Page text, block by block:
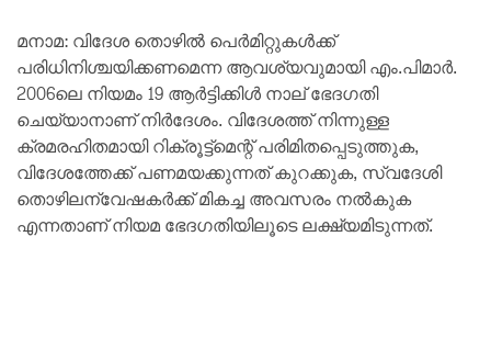
മനാമ: വിദേശ തൊഴില്‍ പെര്‍മിറ്റുകള്‍ക്ക്
പരിധിനിശ്ചയിക്കണമെന്ന ആവശ്യവുമായി എം.പിമാര്‍.
2006ലെ നിയമം 19 ആര്‍ട്ടിക്കിള്‍ നാല് ഭേദഗതി
ചെയ്യാനാണ് നിര്‍ദേശം. വിദേശത്ത് നിന്നുള്ള
ക്രമരഹിതമായി റിക്രൂട്ട്‌മെന്റ് പരിമിതപ്പെടുത്തുക,
വിദേശത്തേക്ക് പണമയക്കുന്നത് കുറക്കുക, സ്വദേശി
തൊഴിലന്വേഷകര്‍ക്ക് മികച്ച അവസരം നല്‍കുക
എന്നതാണ് നിയമ ഭേദഗതിയിലൂടെ ലക്ഷ്യമിടുന്നത്.